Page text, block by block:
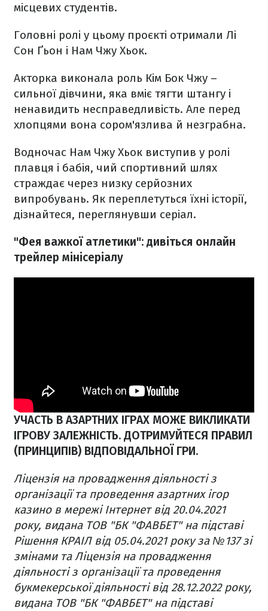
місцевих студентів.
Головні ролі у цьому проєкті отримали Лі
Сон Ґьон і Нам Чжу Хьок.
Акторка виконала роль Кім Бок Чжу –
сильної дівчини, яка вміє тягти штангу і
ненавидить несправедливість. Але перед
хлопцями вона сором'язлива й незграбна.
Водночас Нам Чжу Хьок виступив у ролі
плавця і бабія, чий спортивний шлях
страждає через низку серйозних
випробувань. Як переплетуться їхні історії,
дізнайтеся, переглянувши серіал.
"Фея важкої атлетики": дивіться онлайн
трейлер мінісеріалу
УЧАСТЬ В АЗАРТНИХ ІГРАХ МОЖЕ ВИКЛИКАТИ
ІГРОВУ ЗАЛЕЖНІСТЬ. ДОТРИМУЙТЕСЯ ПРАВИЛ
(ПРИНЦИПІВ) ВІДПОВІДАЛЬНОЇ ГРИ.
Ліцензія на провадження діяльності з
організації та проведення азартних ігор
казино в мережі Інтернет від 20.04.2021
року, видана ТОВ "БК "ФАВБЕТ" на підставі
Рішення КРАІЛ від 05.04.2021 року за №137 зі
змінами та Ліцензія на провадження
діяльності з організації та проведення
букмекерської діяльності від 28.12.2022 року,
видана ТОВ "БК "ФАВБЕТ" на підставі